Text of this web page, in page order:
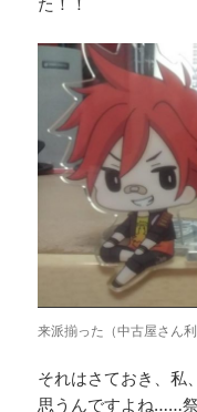
来派揃った（中古屋さん利
それはさておき、私
思うんですよね……